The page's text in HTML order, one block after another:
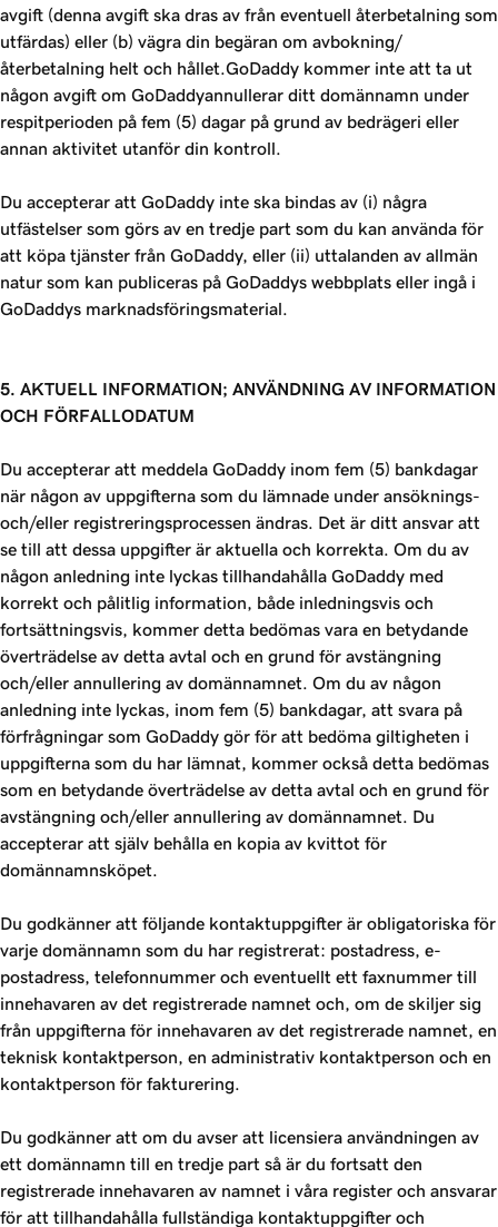
avgift (denna avgift ska dras av från eventuell återbetalning som
utfärdas) eller (b) vägra din begäran om avbokning/
återbetalning helt och hållet.GoDaddy kommer inte att ta ut
någon avgift om GoDaddyannullerar ditt domännamn under
respitperioden på fem (5) dagar på grund av bedrägeri eller
annan aktivitet utanför din kontroll.
Du accepterar att GoDaddy inte ska bindas av (i) några
utfästelser som görs av en tredje part som du kan använda för
att köpa tjänster från GoDaddy, eller (ii) uttalanden av allmän
natur som kan publiceras på GoDaddys webbplats eller ingå i
GoDaddys marknadsföringsmaterial.
5. AKTUELL INFORMATION; ANVÄNDNING AV INFORMATION
OCH FÖRFALLODATUM
Du accepterar att meddela GoDaddy inom fem (5) bankdagar
när någon av uppgifterna som du lämnade under ansöknings-
och/eller registreringsprocessen ändras. Det är ditt ansvar att
se till att dessa uppgifter är aktuella och korrekta. Om du av
någon anledning inte lyckas tillhandahålla GoDaddy med
korrekt och pålitlig information, både inledningsvis och
fortsättningsvis, kommer detta bedömas vara en betydande
överträdelse av detta avtal och en grund för avstängning
och/eller annullering av domännamnet. Om du av någon
anledning inte lyckas, inom fem (5) bankdagar, att svara på
förfrågningar som GoDaddy gör för att bedöma giltigheten i
uppgifterna som du har lämnat, kommer också detta bedömas
som en betydande överträdelse av detta avtal och en grund för
avstängning och/eller annullering av domännamnet. Du
accepterar att själv behålla en kopia av kvittot för
domännamnsköpet.
Du godkänner att följande kontaktuppgifter är obligatoriska för
varje domännamn som du har registrerat: postadress, e-
postadress, telefonnummer och eventuellt ett faxnummer till
innehavaren av det registrerade namnet och, om de skiljer sig
från uppgifterna för innehavaren av det registrerade namnet, en
teknisk kontaktperson, en administrativ kontaktperson och en
kontaktperson för fakturering.
Du godkänner att om du avser att licensiera användningen av
ett domännamn till en tredje part så är du fortsatt den
registrerade innehavaren av namnet i våra register och ansvarar
för att tillhandahålla fullständiga kontaktuppgifter och